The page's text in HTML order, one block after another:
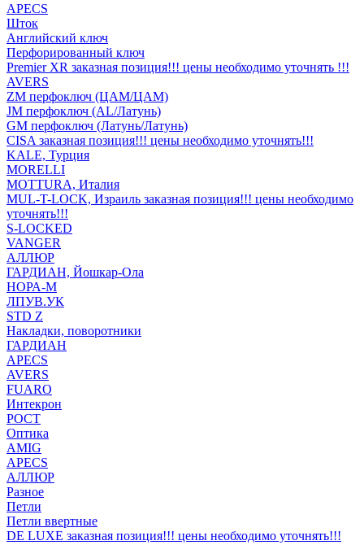
APECS
Шток
Английский ключ
Перфорированный ключ
Premier XR заказная позиция!!! цены необходимо уточнять !!!
AVERS
ZM перфоключ (ЦАМ/ЦАМ)
JМ перфоключ (АL/Латунь)
GM перфоключ (Латунь/Латунь)
CISA заказная позиция!!! цены необходимо уточнять!!!
KALE, Турция
MORELLI
MOTTURA, Италия
MUL-T-LOCK, Израиль заказная позиция!!! цены необходимо
уточнять!!!
S-LOCKED
VANGER
АЛЛЮР
ГАРДИАН, Йошкар-Ола
НОРА-М
ЛПУВ.УК
STD Z
Накладки, поворотники
ГАРДИАН
APECS
AVERS
FUARO
Интекрон
РОСТ
Оптика
AMIG
APECS
АЛЛЮР
Разное
Петли
Петли ввертные
DE LUXE заказная позиция!!! цены необходимо уточнять!!!